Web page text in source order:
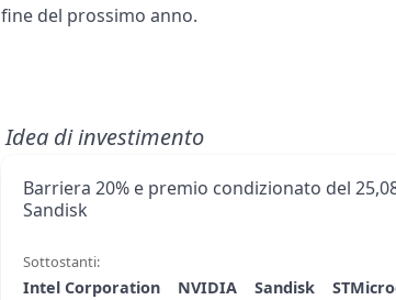
fine del prossimo anno.
Idea di investimento
Barriera 20% e premio condizionato del
Sandisk
Sottostanti:
Intel Corporation NVIDIA Sandisk